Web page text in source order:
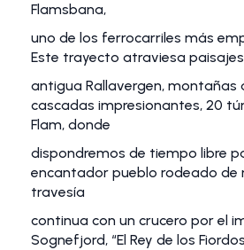
Flamsbana,
uno de los ferrocarriles más
Este trayecto atraviesa
antigua Rallavergen, montañas
cascadas impresionantes, 20
Flam, donde
dispondremos de tiempo libre
encantador pueblo rodeado de
travesía
continua con un crucero por el
Sognefjord, “El Rey de los